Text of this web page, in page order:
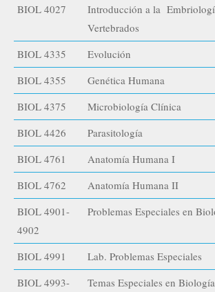
BIOL 4027
Introducción a la
Vertebrados
BIOL 4335 Evolución
BIOL 4355
Genética Humana
BIOL 4375
Microbiología Clínica
BIOL 4426
Parasitología
BIOL 4761
Anatomía Humana I
BIOL 4762
Anatomía Humana II
BIOL 4901-
4902
Problemas Especiales en
BIOL 4991 Lab. Problemas Especiales
BIOL 4993-
Temas Especiales en Biología